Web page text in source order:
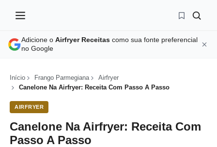
Adicione o Airfryer Receitas como sua fonte preferencial
no Google
Início Frango Parmegiana
Airfryer
Canelone Na Airfryer: Receita Com Passo A Passo
AIRFRYER
Canelone Na Airfryer: Receita Com
Passo A Passo